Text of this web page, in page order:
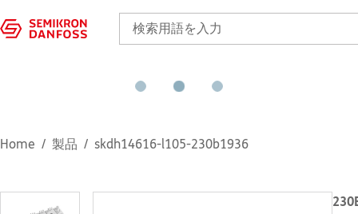
Home 製品 skdh14616-l105-230b1936